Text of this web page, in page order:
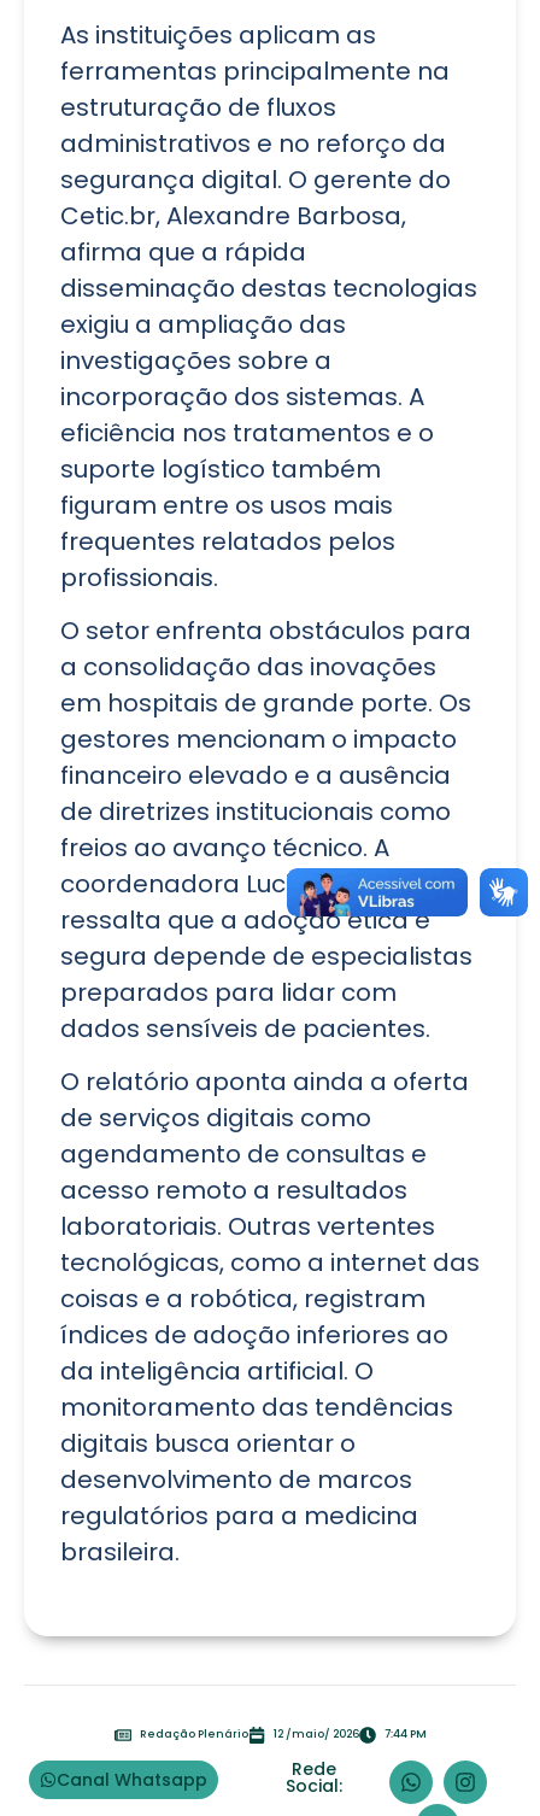
As instituições aplicam as
ferramentas principalmente na
estruturação de fluxos
administrativos e no reforço da
segurança digital. O gerente do
Cetic.br, Alexandre Barbosa,
afirma que a rápida
disseminação destas tecnologias
exigiu a ampliação das
investigações sobre a
incorporação dos sistemas. A
eficiência nos tratamentos e o
suporte logístico também
figuram entre os usos mais
frequentes relatados pelos
profissionais.
O setor enfrenta obstáculos para
a consolidação das inovações
em hospitais de grande porte. Os
gestores mencionam o impacto
financeiro elevado e a ausência
de diretrizes institucionais como
freios ao avanço técnico. A
coordenadora Luciana Portilho
ressalta que a adoção ética e
segura depende de especialistas
preparados para lidar com
dados sensíveis de pacientes.
O relatório aponta ainda a oferta
de serviços digitais como
agendamento de consultas e
acesso remoto a resultados
laboratoriais. Outras vertentes
tecnológicas, como a internet das
coisas e a robótica, registram
índices de adoção inferiores ao
da inteligência artificial. O
monitoramento das tendências
digitais busca orientar o
desenvolvimento de marcos
regulatórios para a medicina
brasileira.
Redação Plenário 12 /maio/ 2026 7:44 PM
Canal Whatsapp Rede
Social: